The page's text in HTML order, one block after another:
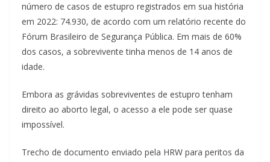
número de casos de estupro registrados em sua história
em 2022: 74.930, de acordo com um relatório recente do
Fórum Brasileiro de Segurança Pública. Em mais de 60%
dos casos, a sobrevivente tinha menos de 14 anos de
idade.
Embora as grávidas sobreviventes de estupro tenham
direito ao aborto legal, o acesso a ele pode ser quase
impossível.
Trecho de documento enviado pela HRW para peritos da